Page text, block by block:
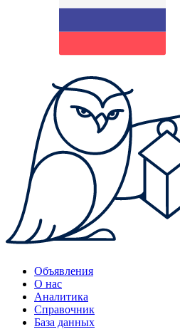
Объявления
О нас
Аналитика
Справочник
База данных